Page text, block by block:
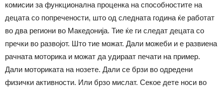
комисии за функционална проценка на способностите на
децата со попречености, што од следната година ќе работат
во два региони во Македонија. Тие ќе ги следат децата со
пречки во развојот. Што тие можат. Дали можеби и е развиена
рачната моторика и можат да удираат печати на пример.
Дали моториката на нозете. Дали се брзи во одредени
физички активности. Или брзо мислат. Секое дете носи во